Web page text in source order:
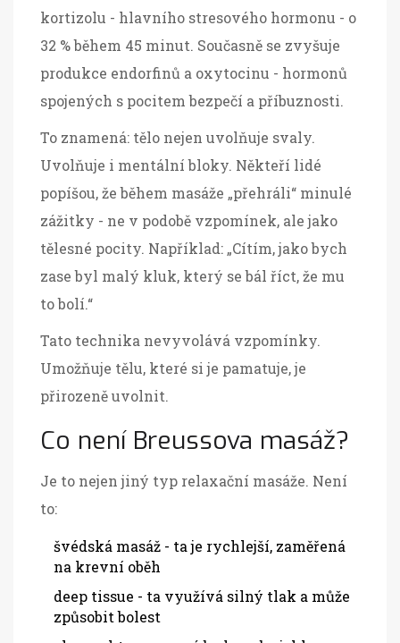
kortizolu - hlavního stresového hormonu - o
32 % během 45 minut. Současně se zvyšuje
produkce endorfinů a oxytocinu - hormonů
spojených s pocitem bezpečí a příbuznosti.
To znamená: tělo nejen uvolňuje svaly.
Uvolňuje i mentální bloky. Někteří lidé
popíšou, že během masáže „přehráli“ minulé
zážitky - ne v podobě vzpomínek, ale jako
tělesné pocity. Například: „Cítím, jako bych
zase byl malý kluk, který se bál říct, že mu
to bolí.“
Tato technika nevyvolává vzpomínky.
Umožňuje tělu, které si je pamatuje, je
přirozeně uvolnit.
Co není Breussova masáž?
Je to nejen jiný typ relaxační masáže. Není
to:
švédská masáž - ta je rychlejší, zaměřená
na krevní oběh
deep tissue - ta využívá silný tlak a může
způsobit bolest